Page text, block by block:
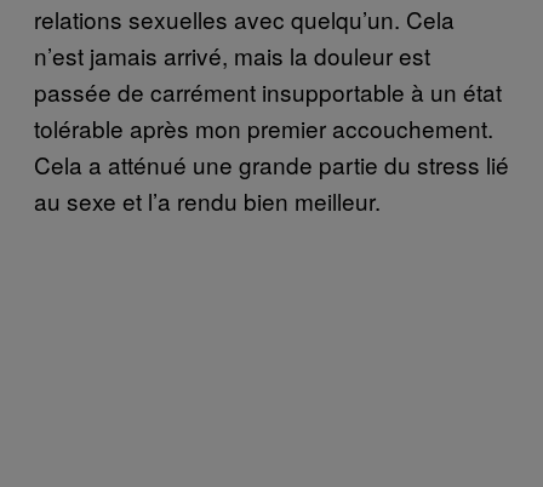
relations sexuelles avec quelqu’un. Cela
n’est jamais arrivé, mais la douleur est
passée de carrément insupportable à un état
tolérable après mon premier accouchement.
Cela a atténué une grande partie du stress lié
au sexe et l’a rendu bien meilleur.